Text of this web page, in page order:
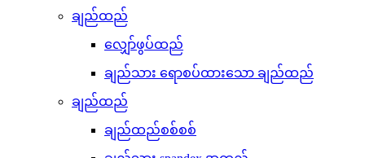
ချည်ထည်
လျှော်ဖွပ်ထည်
ချည်သား ရောစပ်ထားသော ချည်ထည်
ချည်ထည်
ချည်ထည်စစ်စစ်